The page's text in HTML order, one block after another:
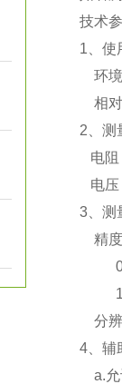
技术
1、使
环
相对
2、测
电阻
电压
3、测
精度
分辨
4、辅
a.允